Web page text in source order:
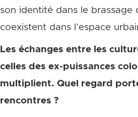
son identité dans le brassage
coexistent dans l’espace
Les échanges entre les
celles des ex-puissances
multiplient. Quel regard
rencontres ?